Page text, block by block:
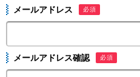
メールアドレス 必須
メールアドレス確認 必須